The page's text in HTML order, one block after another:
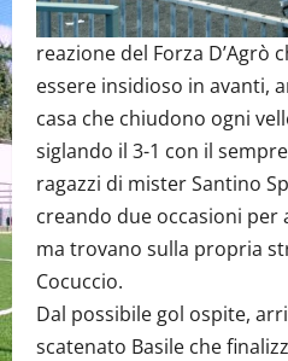
reazione del Forza D’Agrò
essere insidioso in avanti,
casa che chiudono ogni
siglando il 3-1 con il
ragazzi di mister Santino
creando due occasioni per
ma trovano sulla propria
Cocuccio.
Dal possibile gol ospite,
scatenato Basile che